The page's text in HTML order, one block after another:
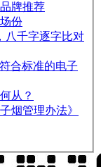
牌推荐
份
八千字逐字比对
合标准的电子
从？
烟管理办法》